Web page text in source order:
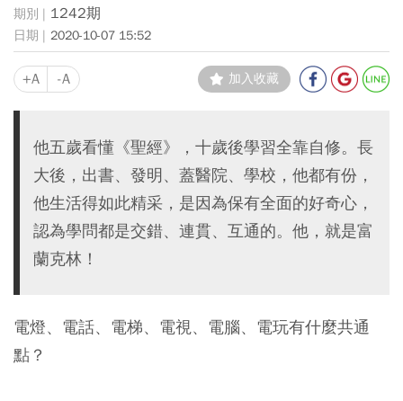
1242期
2020-10-07 15:52
+A -A 加入收藏
他五歲看懂《聖經》，十歲後學習全靠自修。長
大後，出書、發明、蓋醫院、學校，他都有份，
他生活得如此精采，是因為保有全面的好奇心，
認為學問都是交錯、連貫、互通的。他，就是富
蘭克林！
電燈、電話、電梯、電視、電腦、電玩有什麼共通
點？